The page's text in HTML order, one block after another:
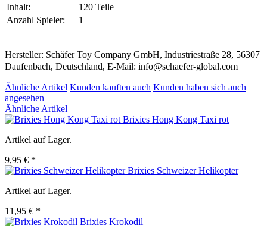
Inhalt:
120 Teile
Anzahl Spieler:
1
Hersteller: Schäfer Toy Company GmbH, Industriestraße 28, 56307
Daufenbach, Deutschland, E-Mail: info@schaefer-global.com
Ähnliche Artikel Kunden kauften auch Kunden haben sich auch
angesehen
Ähnliche Artikel
Brixies Hong Kong Taxi rot
Artikel auf Lager.
9,95 € *
Brixies Schweizer Helikopter
Artikel auf Lager.
11,95 € *
Brixies Krokodil